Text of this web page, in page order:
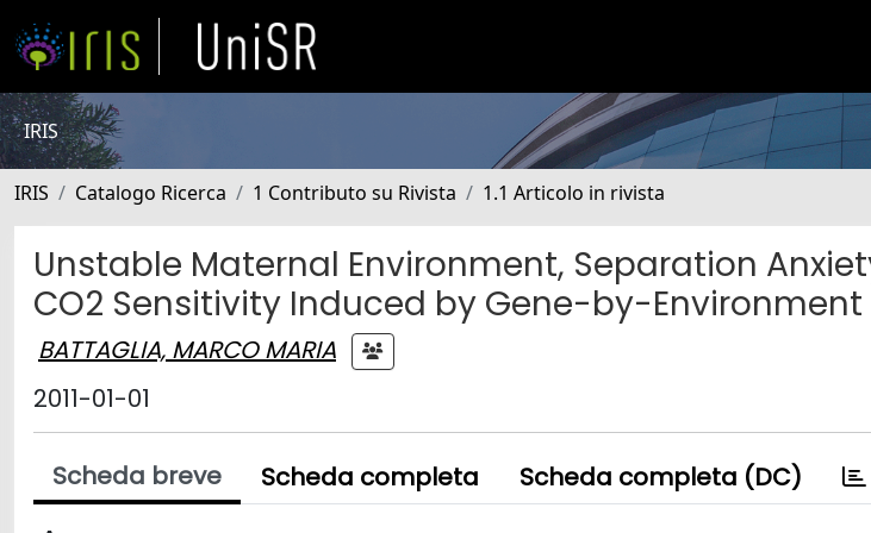
IRIS
IRIS Catalogo Ricerca 1 Contributo su Rivista 1.1 Articolo in rivista
Unstable Maternal Environment, Separation
CO2 Sensitivity Induced by Gene-by-
BATTAGLIA, MARCO MARIA
2011-01-01
Scheda breve Scheda completa Scheda completa (DC)